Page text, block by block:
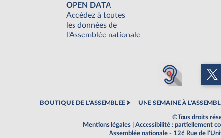
OPEN DATA
Accédez à toutes
les données de
l'Assemblée nationale
BOUTIQUE DE L'ASSEMBLEE UNE SEMAINE À
©Tous droits
Mentions légales
Accessibilité : partiellement
Assemblée nationale - 126 Rue de